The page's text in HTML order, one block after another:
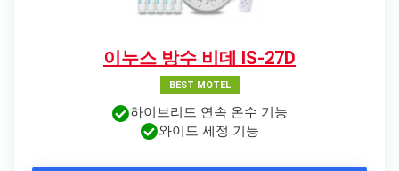
이누스 방수 비데 IS-27D
BEST MOTEL
하이브리드 연속 온수 기능
와이드 세정 기능